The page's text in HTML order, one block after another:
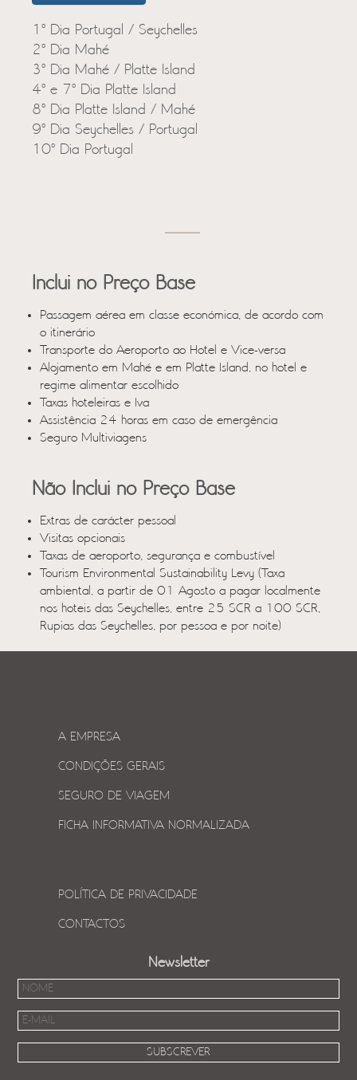
1º Dia Portugal / Seychelles
2º Dia Mahé
3º Dia Mahé / Platte Island
4º e 7º Dia Platte Island
8º Dia Platte Island / Mahé
9º Dia Seychelles / Portugal
10º Dia Portugal
Inclui no Preço Base
Passagem aérea em classe económica, de acordo com
o itinerário
Transporte do Aeroporto ao Hotel e Vice-versa
Alojamento em Mahé e em Platte Island, no hotel e
regime alimentar escolhido
Taxas hoteleiras e Iva
Assistência 24 horas em caso de emergência
Seguro Multiviagens
Não Inclui no Preço Base
Extras de carácter pessoal
Visitas opcionais
Taxas de aeroporto, segurança e combustível
Tourism Environmental Sustainability Levy (Taxa
ambiental, a partir de 01 Agosto a pagar localmente
nos hoteis das Seychelles, entre 25 SCR a 100 SCR,
Rupias das Seychelles, por pessoa e por noite)
A EMPRESA
CONDIÇÕES GERAIS
SEGURO DE VIAGEM
FICHA INFORMATIVA NORMALIZADA
POLÍTICA DE PRIVACIDADE
CONTACTOS
Newsletter